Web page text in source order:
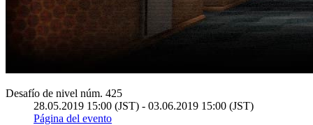
Desafío de nivel núm. 425
28.05.2019 15:00 (JST) - 03.06.2019 15:00 (JST)
Página del evento